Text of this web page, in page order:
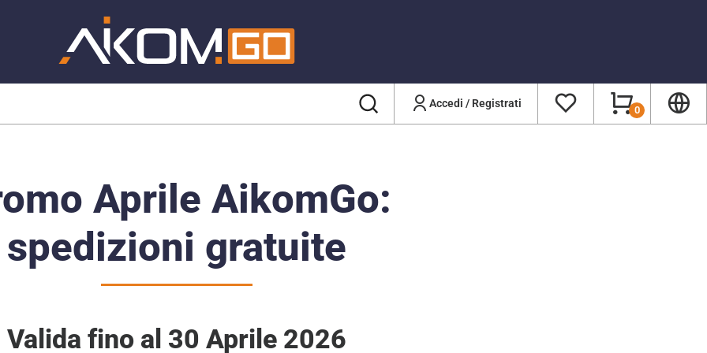
Accedi / Registrati 0
Aprile AikomGo:
spedizioni gratuite
Valida fino al 30 Aprile 2026